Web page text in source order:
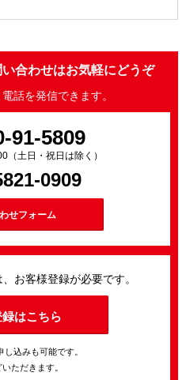
合わせはお気軽にどうぞ
話を発信できます。
91-5809
（土日・祝日は除く）
0909
せフォーム
お客様登録が必要です。
はこちら
し込みも可能です。
ただきます。